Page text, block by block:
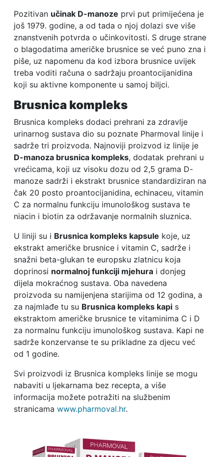
Pozitivan učinak D-manoze prvi put primijećena je
još 1979. godine, a od tada o njoj dolazi sve više
znanstvenih potvrda o učinkovitosti. S druge strane
o blagodatima američke brusnice se već puno zna i
piše, uz napomenu da kod izbora brusnice uvijek
treba voditi računa o sadržaju proantocijanidina
koji su aktivne komponente u samoj biljci.
Brusnica kompleks
Brusnica kompleks dodaci prehrani za zdravlje
urinarnog sustava dio su poznate Pharmoval linije i
sadrže tri proizvoda. Najnoviji proizvod iz linije je
D-manoza brusnica kompleks, dodatak prehrani u
vrećicama, koji uz visoku dozu od 2,5 grama D-
manoze sadrži i ekstrakt brusnice standardiziran na
čak 20 posto proantocijanidina, echinaceu, vitamin
C za normalnu funkciju imunološkog sustava te
niacin i biotin za održavanje normalnih sluznica.
U liniji su i Brusnica kompleks kapsule koje, uz
ekstrakt američke brusnice i vitamin C, sadrže i
snažni beta-glukan te europsku zlatnicu koja
doprinosi normalnoj funkciji mjehurai donjeg
dijela mokraćnog sustava. Oba navedena
proizvoda su namijenjena starijima od 12 godina, a
za najmlađe tu su Brusnica kompleks kapis
ekstraktom američke brusnice te vitaminima C i D
za normalnu funkciju imunološkog sustava. Kapi ne
sadrže konzervanse te su prikladne za djecu već
od 1 godine.
Svi proizvodi iz Brusnica kompleks linije se mogu
nabaviti u ljekarnama bez recepta, a više
informacija možete potražiti na službenim
stranicama www.pharmoval.hr.